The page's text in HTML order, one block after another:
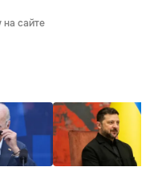
на сайте